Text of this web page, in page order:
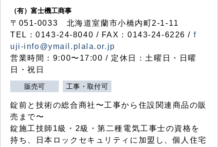
（有）富士機工商事
〒051-0033 北海道室蘭市小橋内町2-1-11
TEL：0143-24-8040 / FAX：0143-24-6226 / f
uji-info@ymail.plala.or.jp
営業時間：9:00〜17:00 / 定休日：土曜日・日曜
日・祝日
販売可 工事・取付可
錠前と技術の総合商社〜工事から住設関連商品の販
売まで〜
錠施工技師1級・2級・第二種電気工事士の資格を
持ち、日本ロックセキュリティに加盟し、個人住宅